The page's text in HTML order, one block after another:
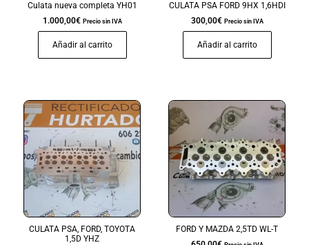
Culata nueva completa YH01
1.000,00€ Precio sin IVA
Añadir al carrito
CULATA PSA FORD 9HX 1,6HDI
300,00€ Precio sin IVA
Añadir al carrito
CULATA PSA, FORD, TOYOTA
1,5D YHZ
FORD Y MAZDA 2,5TD WL-T